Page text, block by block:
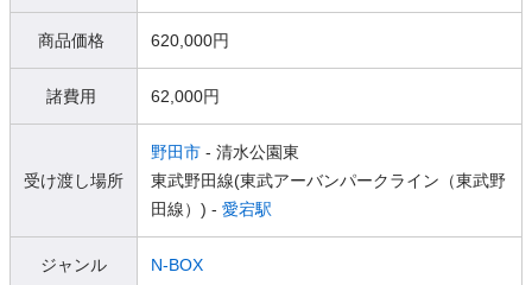
商品価格 620,000円
諸費用 62,000円
受け渡し場所
野田市 - 清水公園東
東武野田線(東武アーバンパークライン（東武野
田線）) - 愛宕駅
ジャンル N-BOX